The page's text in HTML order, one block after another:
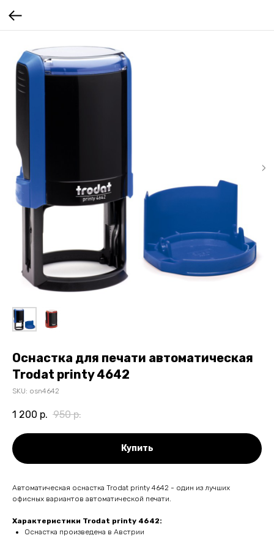
Оснастка для печати автоматическая
Trodat printy 4642
SKU: osn4642
1 200 р. 950 р.
Купить
Автоматическая оснастка Trodat printy 4642 - один из лучших
офисных вариантов автоматической печати.
Характеристики Trodat printy 4642:
Оснастка произведена в Австрии